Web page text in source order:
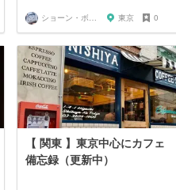
ショーン・ボーリー 東京 0
【 関東 】東京中心にカフェ
備忘録（更新中）